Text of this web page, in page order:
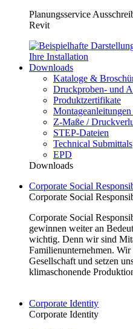
Planungsservice
Revit
Downloads
Kataloge &
Druckproben- und
Produktzertifikate
Z-Maße /
STEP-Dateien
Technical Submittals
EPD
Downloads
Corporate Social
Corporate Social
Corporate Social
gewinnen weiter an
wichtig. Denn wir sind
Familienunternehmen.
Gesellschaft und setzen
klimaschonende
Corporate Identity
Corporate Identity